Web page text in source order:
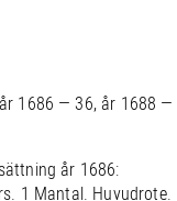
1686 — 36, år 1688
år 1686:
1 Mantal. Huvudrote.